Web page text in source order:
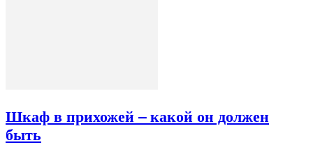
Шкаф в прихожей – какой он должен
быть